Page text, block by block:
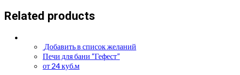
Related products
Добавить в список желаний
Печи для бани “Гефест”
от 24 куб.м